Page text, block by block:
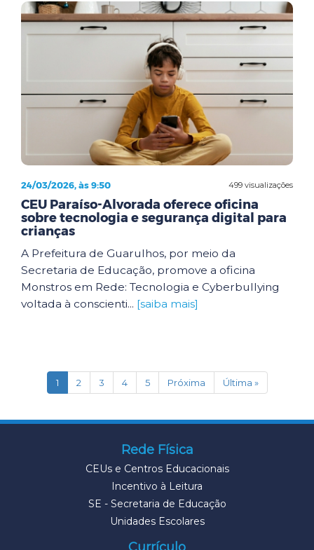
499 visualizações
24/03/2026, às 9:50
CEU Paraíso-Alvorada oferece oficina
sobre tecnologia e segurança digital para
crianças
A Prefeitura de Guarulhos, por meio da
Secretaria de Educação, promove a oficina
Monstros em Rede: Tecnologia e Cyberbullying
voltada à conscienti... [saiba mais]
1(current)
2 3 4 5 Próxima Última »
Rede Física
CEUs e Centros Educacionais
Incentivo à Leitura
SE - Secretaria de Educação
Unidades Escolares